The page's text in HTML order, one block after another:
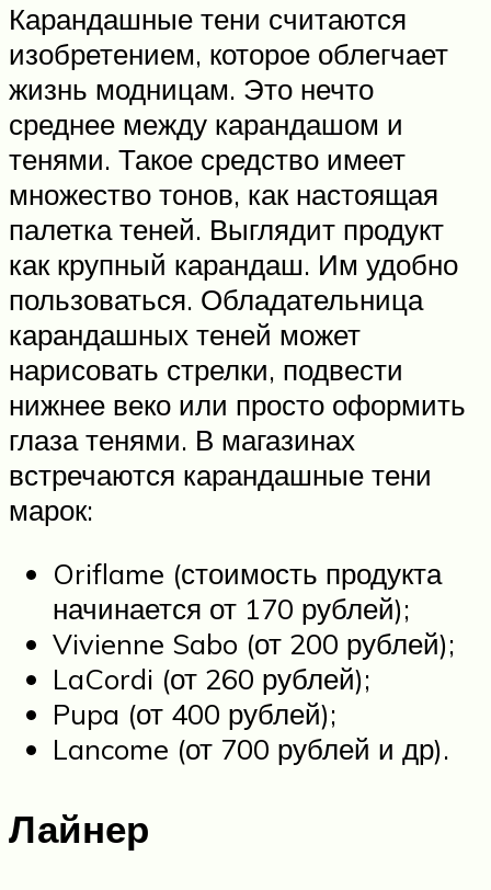
Карандашные тени считаются
изобретением, которое облегчает
жизнь модницам. Это нечто
среднее между карандашом и
тенями. Такое средство имеет
множество тонов, как настоящая
палетка теней. Выглядит продукт
как крупный карандаш. Им удобно
пользоваться. Обладательница
карандашных теней может
нарисовать стрелки, подвести
нижнее веко или просто оформить
глаза тенями. В магазинах
встречаются карандашные тени
марок:
Oriflame (стоимость продукта
начинается от 170 рублей);
Vivienne Sabo (от 200 рублей);
LaCordi (от 260 рублей);
Pupa (от 400 рублей);
Lancome (от 700 рублей и др).
Лайнер